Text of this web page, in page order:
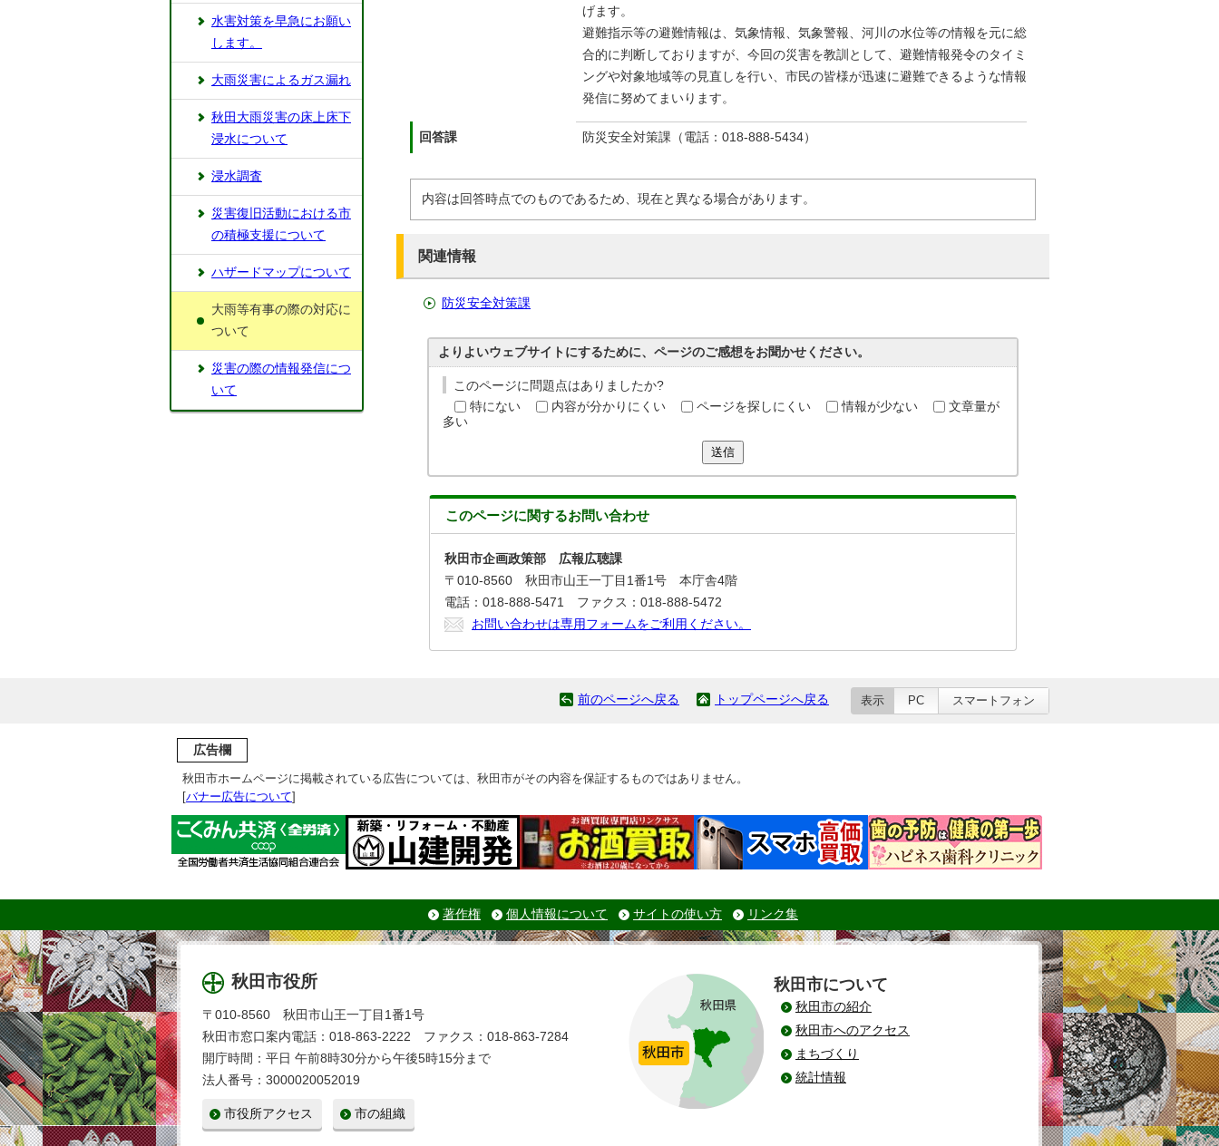
げます。
避難指示等の避難情報は、気象情報、気象警報、河川の水位等の情報を元に総
合的に判断しておりますが、今回の災害を教訓として、避難情報発令のタイミ
ングや対象地域等の見直しを行い、市民の皆様が迅速に避難できるような情報
発信に努めてまいります。
回答課 防災安全対策課（電話：018-888-5434）
内容は回答時点でのものであるため、現在と異なる場合があります。
関連情報
防災安全対策課
よりよいウェブサイトにするために、ページのご感想をお聞かせください。
このページに問題点はありましたか?
特にない
内容が分かりにくい ページを探しにくい 情報が少ない
文章量が
多い
送信
このページに関するお問い合わせ
秋田市企画政策部 広報広聴課
〒010-8560 秋田市山王一丁目1番1号 本庁舎4階
電話：018-888-5471 ファクス：018-888-5472
お問い合わせは専用フォームをご利用ください。
⽔害対策を早急にお願い
します。
⼤⾬災害によるガス漏れ
秋⽥⼤⾬災害の床上床下
浸⽔について
浸⽔調査
災害復旧活動における市
の積極⽀援について
ハザードマップについて
⼤⾬等有事の際の対応に
ついて
災害の際の情報発信につ
いて
前のページへ戻る トップページへ戻る 表示 PC スマートフォン
広告欄
秋田市ホームページに掲載されている広告については、秋田市がその内容を保証するものではありません。
[バナー広告について]
著作権 個人情報について サイトの使い方 リンク集
秋田市役所
〒010-8560 秋田市山王一丁目1番1号
秋田市窓口案内電話：018-863-2222 ファクス：018-863-7284
開庁時間：平日 午前8時30分から午後5時15分まで
法人番号：3000020052019
市役所アクセス 市の組織
秋田市について
秋田市の紹介
秋田市へのアクセス
まちづくり
統計情報